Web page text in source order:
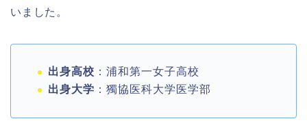
いました。
出身高校 ：浦和第一女子高校
出身大学 ：獨協医科大学医学部